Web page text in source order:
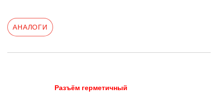
АНАЛОГИ
Разъём герметичный